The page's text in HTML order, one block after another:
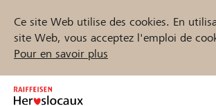
Ce site Web utilise des cookies. En
site Web, vous acceptez l'emploi de
Pour en savoir plus
Inhalt